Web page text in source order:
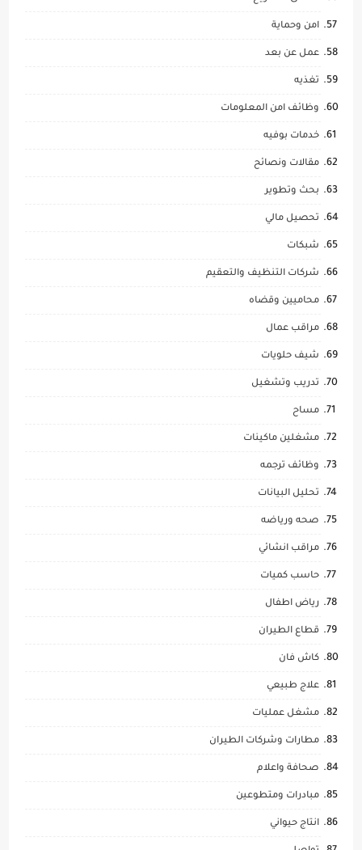
امن وحماية
عمل عن بعد
تغذيه
وظائف امن المعلومات
خدمات بوفيه
مقالات ونصائح
بحث وتطوير
تحصيل مالي
شبكات
شركات التنظيف والتعقيم
محاميين وقضاه
مراقب عمال
شيف حلويات
تدريب وتشغيل
مساح
مشغلين ماكينات
وظائف ترجمه
تحليل البيانات
صحه ورياضه
مراقب انشائي
حاسب كميات
رياض اطفال
قطاع الطيران
كاش فان
علاج طبيعي
مشغل عمليات
مطارات وشركات الطيران
صحافة واعلام
مبادرات ومتطوعين
انتاج حيواني